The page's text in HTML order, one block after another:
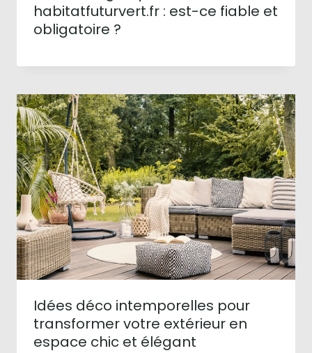
habitatfuturvert.fr : est-ce fiable et
obligatoire ?
Idées déco intemporelles pour
transformer votre extérieur en
espace chic et élégant